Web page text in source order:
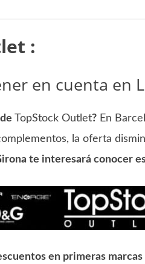
:
en cuenta en
TopStock Outlet?En
la oferta
te interesará conocer
en primeras